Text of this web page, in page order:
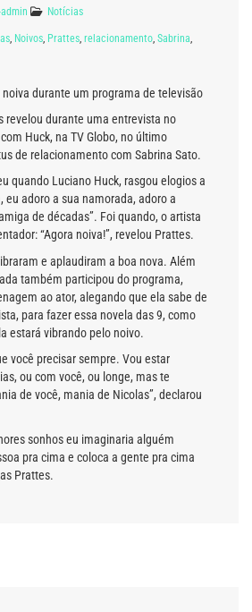
admin Notícias
Noivos Prattes relacionamento Sabrina
durante um programa de televisão
revelou durante uma entrevista no
Huck, na TV Globo, no último
de relacionamento com Sabrina Sato.
quando Luciano Huck, rasgou elogios a
eu adoro a sua namorada, adoro a
de décadas”. Foi quando, o artista
“Agora noiva!”, revelou Prattes.
e aplaudiram a boa nova. Além
também participou do programa,
ao ator, alegando que ela sabe de
para fazer essa novela das 9, como
estará vibrando pelo noivo.
você precisar sempre. Vou estar
ou com você, ou longe, mas te
de você, mania de Nicolas”, declarou
sonhos eu imaginaria alguém
pra cima e coloca a gente pra cima
Prattes.